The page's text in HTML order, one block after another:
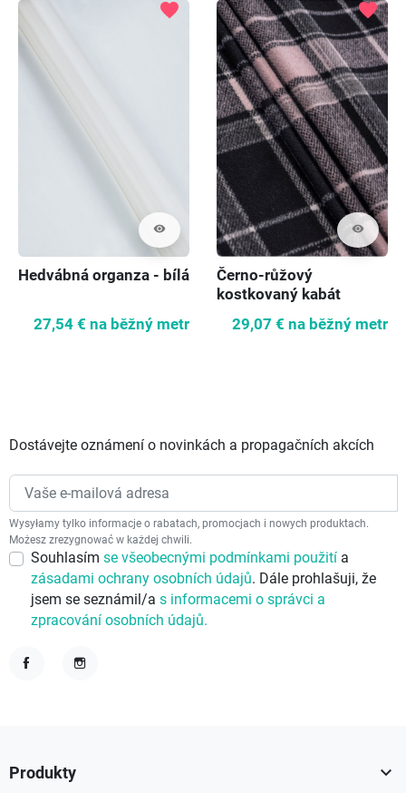
visibility
favorite
Hedvábná organza - bílá
27,54 € na běžný metr
visibility
favorite
Černo-růžový
kostkovaný kabát
29,07 € na běžný metr
Dostávejte oznámení o novinkách a propagačních akcích
Wysyłamy tylko informacje o rabatach, promocjach i nowych produktach.
Możesz zrezygnować w każdej chwili.
Souhlasím se všeobecnými podmínkami použití a
zásadami ochrany osobních údajů. Dále prohlašuji, že
jsem se seznámil/a s informacemi o správci a
zpracování osobních údajů.
Produkty 